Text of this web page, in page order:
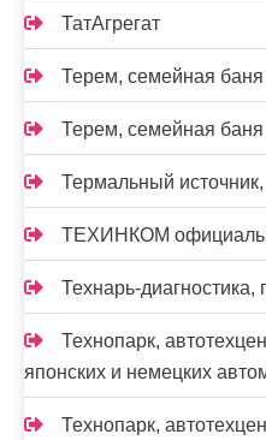
ТатАгрегат
Терем, семейная баня
Терем, семейная баня
Термальный
ТЕХИНКОМ
Технарь-диагностика,
Технопарк,
японских и немецких
Технопарк,